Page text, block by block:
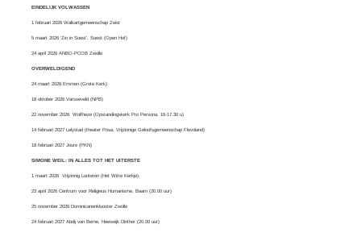
EINDELIJK VOLWASSEN
1 februari 2026 Walkartgemeenschap Zeist
5 maart 2026 ‘Zin in Soest’, Soest (Open Hof)
24 april 2026 ANBO-PCOB Zwolle
OVERWELDIGEND
24 maart 2026 Emmen (Grote Kerk)
18 oktober 2026 Varsseveld (NPB)
22 november 2026 Wolfheze (Opstandingskerk Pro Persona, 16-17.30 u)
14 februari 2027 Lelystad (theater Posa, Vrijzinnige Geloofsgemeenschap Flevoland)
18 februari 2027 Joure (PKN)
SIMONE WEIL: IN ALLES TOT HET UITERSTE
1 maart 2026Vrijzinnig Lunteren (Het Witte Kerkje).
23 april 2026 Centrum voor Religieus Humanisme, Baarn (20.00 uur)
25 november 2026 Dominicanenklooster Zwolle
24 februari 2027 Abdij van Berne, Heeswijk Dinther (20.00 uur)